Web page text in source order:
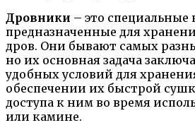
Дровники – это специальные
предназначенные для
дров. Они бывают самых
но их основная задача
удобных условий для
обеспечении их быстрой
доступа к ним во время
или камине.